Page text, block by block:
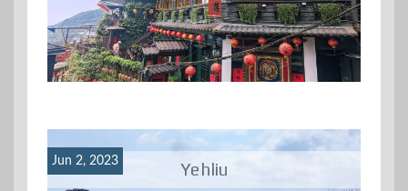
Yehliu
Jun 2, 2023